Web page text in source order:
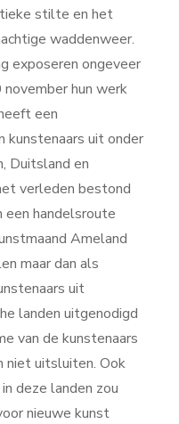
stilte en het
waddenweer.
exposeren ongeveer
hun werk
een
kunstenaars uit onder
Duitsland en
verleden bestond
een handelsroute
Ameland
maar dan als
uit
landen uitgenodigd
van de kunstenaars
niet uitsluiten. Ook
deze landen zou
nieuwe kunst